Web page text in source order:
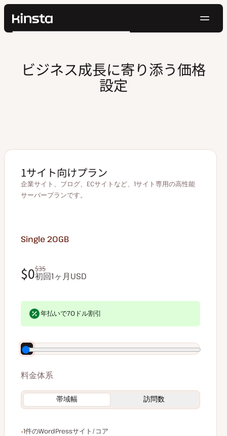
Kinsta®
ー
価格設定
検
ビジネス成長に寄り添う価格
設定
1サイト向けプラン
企業サイト、ブログ、ECサイトなど、1サイト専用の高性能
サーバープランです。
Single 20GB
$0$35
初回1ヶ月USD
$35
契約時のお支払い額＝$0（1ヶ月経過後から$35で自動更新）
年払いで70ドル割引
料金体系
帯域幅 訪問数
WordPressサイト/コア数
1件のWordPressサイト/コア